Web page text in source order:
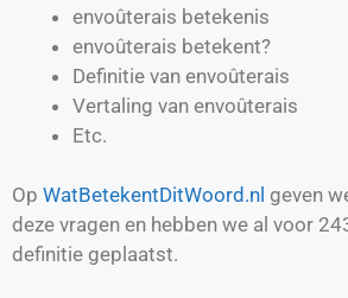
envoûterais betekenis
envoûterais betekent?
Definitie van envoûterais
Vertaling van envoûterais
Etc.
Op WatBetekentDitWoord.nl geven
deze vragen en hebben we al voor
definitie geplaatst.